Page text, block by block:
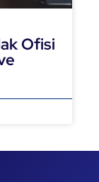
Ofisi